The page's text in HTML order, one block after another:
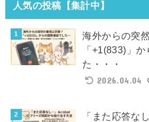
人気の投稿【集計中】
海外からの突
「+1(833)」
た・・・
2026.04.04
「また応答な